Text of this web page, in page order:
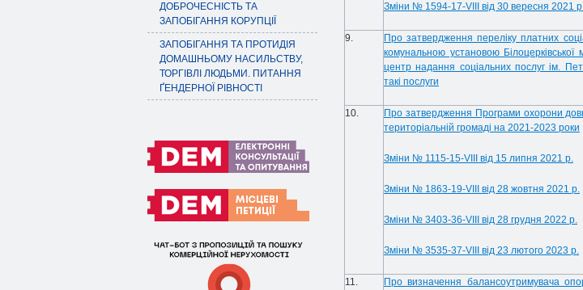
ДОБРОЧЕСНІСТЬ ТА
ЗАПОБІГАННЯ КОРУПЦІЇ
ЗАПОБІГАННЯ ТА ПРОТИДІЯ
ДОМАШНЬОМУ НАСИЛЬСТВУ,
ТОРГІВЛІ ЛЮДЬМИ. ПИТАННЯ
ҐЕНДЕРНОЇ РІВНОСТІ
Зміни № 1594-17-VIII від 30 вересня 2021
9.
Про затвердження переліку платних
комунальною установою Білоцерківської
центр надання соціальних послуг ім.
такі послуги
10.
Про затвердження Програми охорони
територіальній громаді на 2021-2023 роки
Зміни № 1115-15-VIII від 15 липня 2021 р.
Зміни № 1863-19-VIII від 28 жовтня 2021 р.
Зміни № 3403-36-VIII від 28 грудня 2022 р.
Зміни № 3535-37-VIII від 23 лютого 2023 р.
11.
Про визначення балансоутримувача